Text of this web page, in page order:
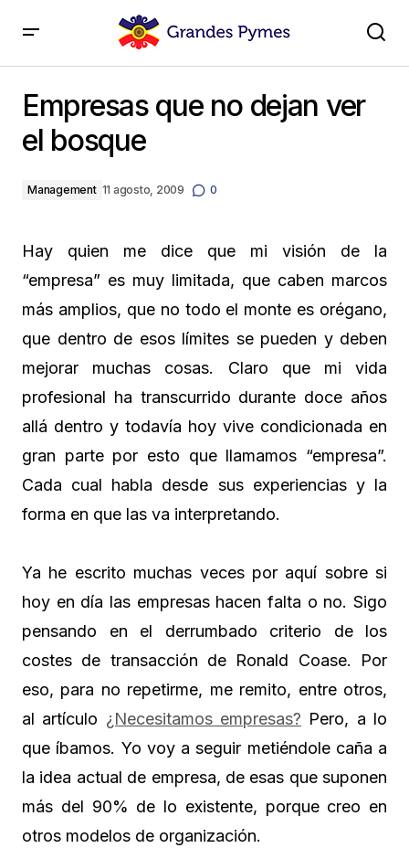
Empresas que no dejan ver
el bosque
Management 11 agosto, 2009 0
Hay quien me dice que mi visión de la
“empresa” es muy limitada, que caben marcos
más amplios, que no todo el monte es orégano,
que dentro de esos límites se pueden y deben
mejorar muchas cosas. Claro que mi vida
profesional ha transcurrido durante doce años
allá dentro y todavía hoy vive condicionada en
gran parte por esto que llamamos “empresa”.
Cada cual habla desde sus experiencias y la
forma en que las va interpretando.
Ya he escrito muchas veces por aquí sobre si
hoy en día las empresas hacen falta o no. Sigo
pensando en el derrumbado criterio de los
costes de transacción de Ronald Coase. Por
eso, para no repetirme, me remito, entre otros,
al artículo ¿Necesitamos empresas? Pero, a lo
que íbamos. Yo voy a seguir metiéndole caña a
la idea actual de empresa, de esas que suponen
más del 90% de lo existente, porque creo en
otros modelos de organización.